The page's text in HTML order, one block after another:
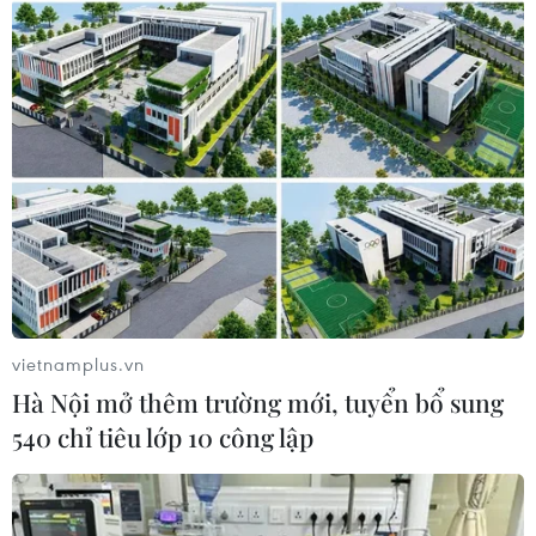
chính sách chăm lo chu đáo lâu dài cho các em
có hoàn cảnh đặc biệt này. Phó Chủ tịch Ủy ban
nhân đân Thành phố Hồ Chí Minh Võ Văn Hoan
đã có văn bản khẩn yêu cầu các đơn vị rà soát,
lập danh sách các trẻ mồ côi cha, mẹ do COVID-
19; tổ chức thăm hỏi, động viên và nắm bắt
nguyện vọng của người thân đang nuôi dưỡng
các em để tham mưu, xây dựng chính sách
trước mắt và lâu dài cho từng nhóm, trình Ủy
ban nhân dân Thành phố trước ngày 25/9.
[TP.HCM: Chính quyền địa phương chủ động
hỗ trợ, nuôi dưỡng trẻ mồ côi]
lúc này rất cần sự chung tay, góp sức của cộng
vietnamplus.vn
Hà Nội mở thêm trường mới, tuyển bổ sung
540 chỉ tiêu lớp 10 công lập